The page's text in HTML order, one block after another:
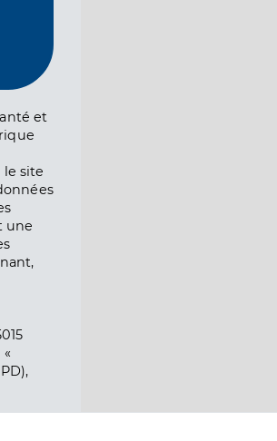
et
site
une